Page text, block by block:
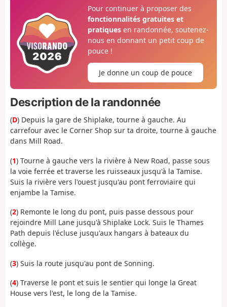
Pour continuer à proposer des
fonctionnalités gratuites et
pratiquesen randonnée, soutenez-
nous en donnant un petit coup de
pouce !
Je donne un coup de pouce
Description de la randonnée
(D) Depuis la gare de Shiplake, tourne à gauche. Au
carrefour avec le Corner Shop sur ta droite, tourne à gauche
dans Mill Road.
(1) Tourne à gauche vers la rivière à New Road, passe sous
la voie ferrée et traverse les ruisseaux jusqu'à la Tamise.
Suis la rivière vers l'ouest jusqu'au pont ferroviaire qui
enjambe la Tamise.
(2) Remonte le long du pont, puis passe dessous pour
rejoindre Mill Lane jusqu'à Shiplake Lock. Suis le Thames
Path depuis l'écluse jusqu'aux hangars à bateaux du
collège.
(3) Suis la route jusqu'au pont de Sonning.
(4) Traverse le pont et suis le sentier qui longe la Great
House vers l'est, le long de la Tamise.